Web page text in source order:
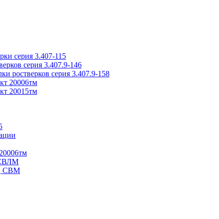
серия 3.407-115
серия 3.407.9-146
ростверков серия 3.407.9-158
20006тм
20015тм
СВМ